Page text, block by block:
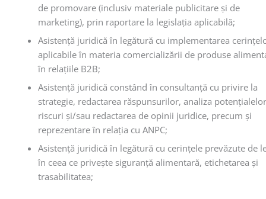
de promovare (inclusiv materiale publicitare şi de
marketing), prin raportare la legislaţia aplicabilă;
Asistenţă juridică în legătură cu implementarea
aplicabile în materia comercializării de produse
în relaţiile B2B;
Asistenţă juridică constând în consultanţă cu privire la
strategie, redactarea răspunsurilor, analiza potenţialelor
riscuri şi/sau redactarea de opinii juridice, precum şi
reprezentare în relaţia cu ANPC;
Asistenţă juridică în legătură cu cerinţele prevăzute de
în ceea ce priveşte siguranţă alimentară, etichetarea şi
trasabilitatea;